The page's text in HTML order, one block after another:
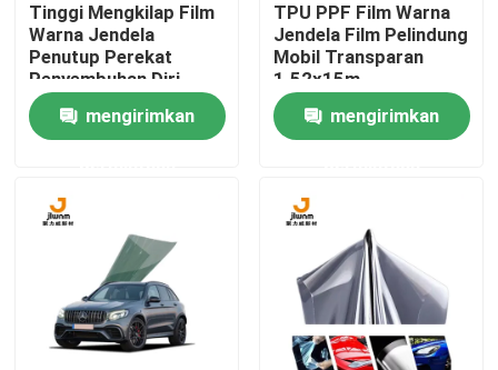
Tentang kita
Kontak
Film PPF TPU
Film Mobil TPU
Tinggi Mengkilap Film
Warna Jendela
Penutup Perekat
Penyembuhan Diri
Mobil Wrap 7.5mil
mengirimkan
TPU PPF Film Warna
Jendela Film Pelindung
Mobil Transparan
1.52x15m
mengirimkan